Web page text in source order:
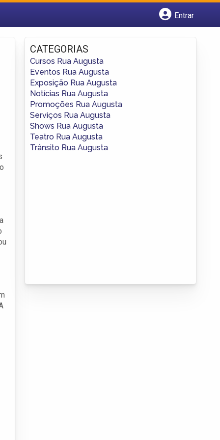
Entrar
Fazer login
Criar conta
CATEGORIAS
Cursos Rua Augusta
Eventos Rua Augusta
Exposição Rua Augusta
Notícias Rua Augusta
Promoções Rua Augusta
Serviços Rua Augusta
Shows Rua Augusta
Teatro Rua Augusta
Trânsito Rua Augusta